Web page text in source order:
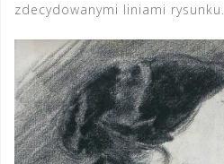
zdecydowanymi liniami rysunku.